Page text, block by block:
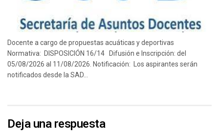
Docente a cargo de propuestas acuáticas y deportivas
Normativa: DISPOSICIÓN 16/14 Difusión e Inscripción: del
05/08/2026 al 11/08/2026. Notificación: Los aspirantes serán
notificados desde la SAD...
Deja una respuesta